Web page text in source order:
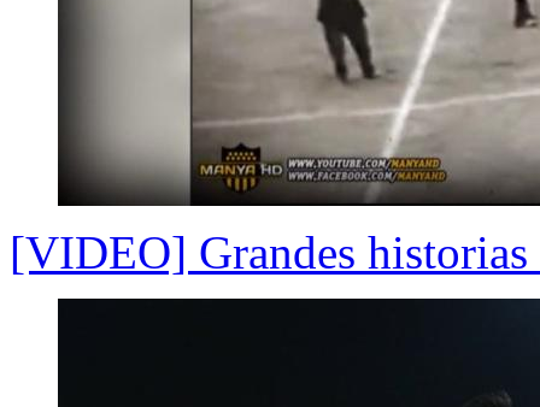
[VIDEO] Grandes